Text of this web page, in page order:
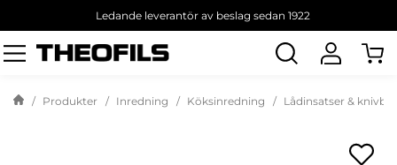
Ledande leverantör av beslag sedan 1922
Sök
produkt
Produkter Inredning Köksinredning Lådinsatser &